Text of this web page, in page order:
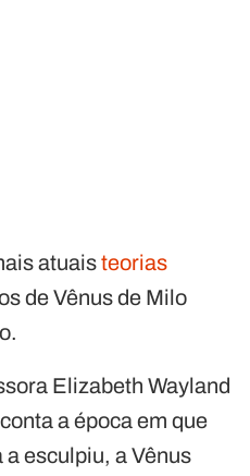
atuaisteorias
de Vênus de Milo
Elizabeth Wayland
a época em que
esculpiu, a Vênus